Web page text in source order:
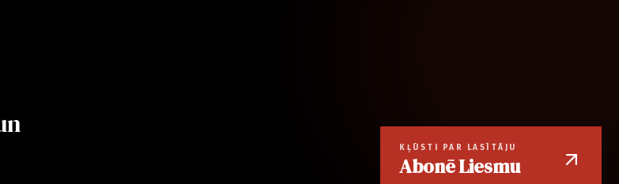
KĻŪSTI PAR LASĪTĀJU
Abonē Liesmu